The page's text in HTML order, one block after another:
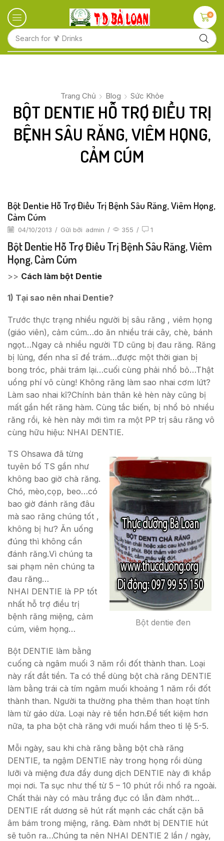
Search for 🍋 Fruits
0
Trang Chủ Blog Sức Khỏe
BỘT DENTIE HỖ TRỢ ĐIỀU TRỊ
BỆNH SÂU RĂNG, VIÊM HỌNG,
CẢM CÚM
Bột Dentie Hỗ Trợ Điều Trị Bệnh Sâu Răng, Viêm Họng,
Cảm Cúm
04/10/2013 / Gửi bởi admin / 355 / 1
Bột Dentie Hỗ Trợ Điều Trị Bệnh Sâu Răng, Viêm
Họng, Cảm Cúm
>> Cách làm bột Dentie
1) Tại sao nên nhai Dentie?
Trước thực trạng nhiều người bị sâu răng , viêm họng
(giáo viên), cảm cúm…do ăn nhiều trái cây, chè, bánh
ngọt…Ngay cả nhiều người TD cũng bị đau răng. Răng
bị lủng, đến nha sĩ để trám…được một thời gian bị
bong tróc, phải trám lại…cuối cùng phải nhổ bỏ…Thật
uổng phí vô cùng! Không răng làm sao nhai cơm lứt?
Làm sao nhai kĩ?Chính bản thân kẻ hèn này cũng bị
mất gần hết răng hàm. Cùng tắc biến, bị nhổ bỏ nhiều
răng rồi, kẻ hèn này mới tìm ra một PP trị sâu răng vô
cùng hữu hiệu: NHAI DENTIE.
Bột dentie đen
TS Ohsawa đã từng
tuyên bố TS gần như
không bao giờ chà răng.
Chó, mèo,cọp, beo…có
bao giờ đánh răng đâu
mà sao răng chúng tốt ,
không bị hư? Ăn uống
đúng thì không cần
đánh răng.Vì chúng ta
sai phạm nên chúng ta
đau răng…
NHAI DENTIE là PP tốt
nhất hỗ trợ điều trị
bệnh răng miệng, cảm
cúm, viêm họng…
Bột DENTIE làm bằng
cuống cà ngâm muối 3 năm rồi đốt thành than. Loại
này rất đắt tiền. Ta có thể dùng bột chà răng DENTIE
làm bằng trái cà tím ngâm muối khoảng 1 năm rồi đốt
thành than. Người ta thường pha thêm than hoạt tính
làm từ gáo dừa. Loại này rẻ tiền hơn.Để tiết kiệm hơn
nữa, ta pha bột chà răng với muối hầm theo tỉ lệ 5-5.
Mỗi ngày, sau khi chà răng bằng bột chà răng
DENTIE, ta ngậm DENTIE này trong họng rồi dùng
lưỡi và miệng đưa đẩy dung dịch DENTIE này đi khắp
mọi nơi. Ta sục như thế từ 5 – 10 phút rồi nhổ ra ngoài.
Chất thải này có màu trắng đục có lẫn đàm nhớt…
DENTIE rất dương sẽ hút rất mạnh các chất cặn bã
âm bám trong miệng, răng. Đàm nhớt bị DENTIE hút
sẽ tuôn ra…Chúng ta nên NHAI DENTIE 2 lần / ngày,